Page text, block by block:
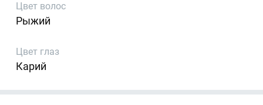
Цвет волос
Рыжий
Цвет глаз
Карий